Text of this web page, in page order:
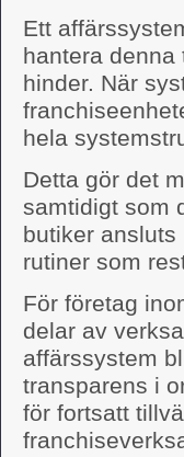
Ett
hantera
hinder. När
hela
Detta gör det
samtidigt som
butiker
rutiner som
För företag
delar av
affärssystem
transparens i
för fortsatt